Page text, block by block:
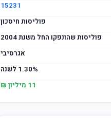
15231
פוליסות חיסכון
פוליסות שהונפקו החל משנת 2004
אגרסיבי
1.30% לשנה
11 מיליון ₪